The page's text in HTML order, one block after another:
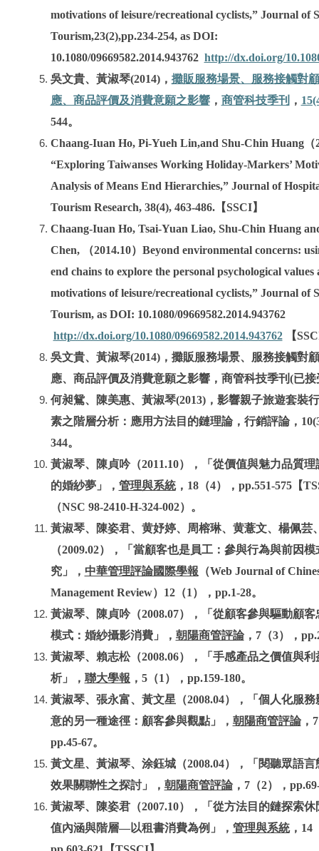
motivations of leisure/recreational cyclists,” Journal of
Tourism,23(2),pp.234-254, as DOI:
10.1080/09669582.2014.943762 http://dx.doi.org/
吳文貴、黃淑琴(2014)， 攤販服務場景、服務接觸對
應、商品評價及消費意願之影響， 商管科技季刊 ，
544。
Chaang-Iuan Ho, Pi-Yueh Lin,and Shu-Chin Huang（
“Exploring Taiwanses Working Holiday-Markers’
Analysis of Means End Hierarchies,” Journal of
Tourism Research, 38(4), 463-486.【SSCI】
Chaang-Iuan Ho, Tsai-Yuan Liao, Shu-Chin Huang
Chen, （2014.10）Beyond environmental concerns:
end chains to explore the personal psychological values
motivations of leisure/recreational cyclists,” Journal of
Tourism, as DOI: 10.1080/09669582.2014.943762
http://dx.doi.org/10.1080/09669582.2014.943762【
吳文貴、黃淑琴(2014)，攤販服務場景、服務接觸對
應、商品評價及消費意願之影響，商管科技季刊(已接
何昶鴛、陳美惠、黃淑琴(2013)，影響親子旅遊套裝
素之階層分析：應用方法目的鏈理論，行銷評論，
344。
黃淑琴、陳貞吟（2011.10），「從價值與魅力品質理
的婚紗夢」， 管理與系統，18（4），pp.551-575【
（NSC 98-2410-H-324-002）。
黃淑琴、陳姿君、黄妤婷、周榕琳、黄薏文、楊佩芸
（2009.02），「當顧客也是員工：參與行為與前因模
究」， 中華管理評論國際學報 （Web Journal of
Management Review）12（1），pp.1-28。
黃淑琴、陳貞吟（2008.07），「從顧客參與驅動顧客
模式：婚紗攝影消費」， 朝陽商管評論，7（3），
黃淑琴、賴志松（2008.06），「手感產品之價值與利
析」， 聯大學報 ，5（1），pp.159-180。
黃淑琴、張永富、黃文星（2008.04），「個人化服務
意的另一種途徑：顧客參與觀點」， 朝陽商管評論，
pp.45-67。
黃文星、黃淑琴、涂鈺城（2008.04），「閱聽眾語言
效果關聯性之探討」， 朝陽商管評論，7（2），
黃淑琴、陳姿君（2007.10），「從方法目的鏈探索休
值內涵與階層—以租書消費為例」， 管理與系統，14